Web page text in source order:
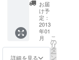
加工品
※商品の
発送は
１１月
下旬〜1
２月初
旬とな
りま
方の
み） ■
いわな
骨酒 ■
小坂ス
モーク2
尾 ■い
お届
け予
定：
2013
年01
月
詳細を見る
こ
の
リ
タ
ー
ン